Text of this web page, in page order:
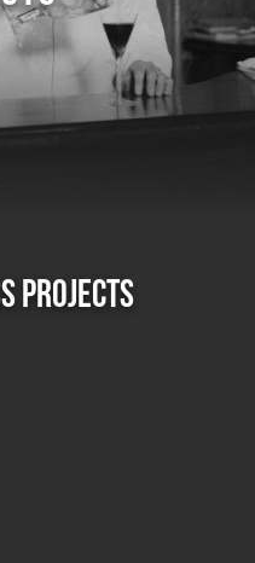
PROJECTS